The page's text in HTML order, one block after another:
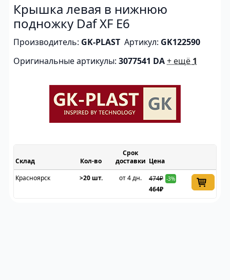
Крышка левая в нижнюю
подножку Daf XF E6
Производитель: GK-PLAST Артикул: GK122590
Оригинальные артикулы: 3077541 DA+ ещё 1
Склад
Срок
доставки Цена
Красноярск
>20 шт. от 4 дн. 474₽ -3%
464₽